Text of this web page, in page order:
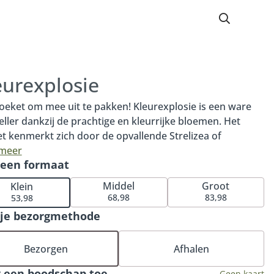
om mee uit te pakken! Kleurexplosie is een ware
dankzij de prachtige en kleurrijke bloemen. Het
kenmerkt zich door de opvallende Strelizea of
elegante Delphinium en bijzondere rozen en
Kleurexplosie is een ware eyecatcher en zorgt
voor een onvergetelijke indruk. Maak het nog
met onze bijpassende vaas, heerlijke chocolade of
bonbons.
formaat
Klein
53,98
Middel
68,98
Groot
83,98
bezorgmethode
Bezorgen Afhalen